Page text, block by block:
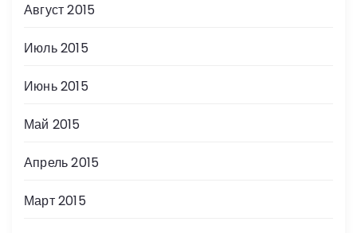
Август 2015
Июль 2015
Июнь 2015
Май 2015
Апрель 2015
Март 2015